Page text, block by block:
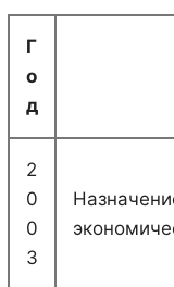
Г
о
д
2
0
0
3